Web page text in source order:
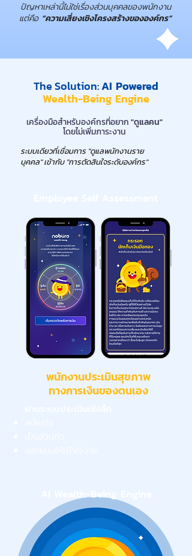
ปัญหาเหล่านี้ไม่ใช่เรื่องส่วนบุคคลของพนักงาน
แต่คือ “ความเสี่ยงเชิงโครงสร้างขององค์กร”
The Solution:AI Powered
Wealth-Being Engine
เครื่องมือสำหรับองค์กรที่อยาก"ดูแลคน"
โดยไม่เพิ่มภาระงาน
ระบบเดียวที่เชื่อมการ "ดูแลพนักงานราย
บุคคล"เข้ากับ "การตัดสินใจระดับองค์กร"
พนักงานประเมินสุขภาพ
ทางการเงินของตนเอง
AI Wealth-Being Engine